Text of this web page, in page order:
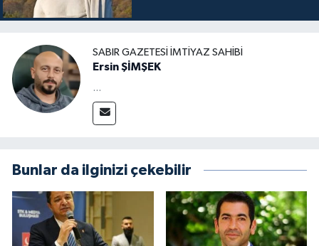
SABIR GAZETESI İMTIYAZ SAHIBI
Ersin ŞİMŞEK
...
Bunlar da ilginizi çekebilir